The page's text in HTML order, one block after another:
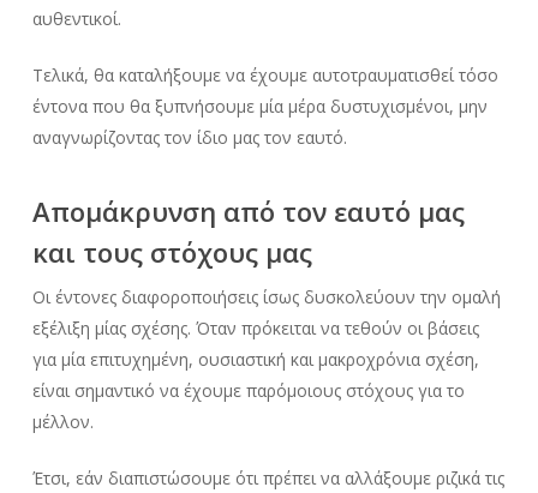
αυθεντικοί.
Τελικά, θα καταλήξουμε να έχουμε αυτοτραυματισθεί τόσο
έντονα που θα ξυπνήσουμε μία μέρα δυστυχισμένοι, μην
αναγνωρίζοντας τον ίδιο μας τον εαυτό.
Απομάκρυνση από τον εαυτό μας
και τους στόχους μας
Οι έντονες διαφοροποιήσεις ίσως δυσκολεύουν την ομαλή
εξέλιξη μίας σχέσης. Όταν πρόκειται να τεθούν οι βάσεις
για μία επιτυχημένη, ουσιαστική και μακροχρόνια σχέση,
είναι σημαντικό να έχουμε παρόμοιους στόχους για το
μέλλον.
Έτσι, εάν διαπιστώσουμε ότι πρέπει να αλλάξουμε ριζικά τις